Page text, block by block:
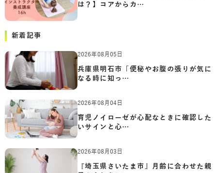
は？】コアからカ…
新着記事
2026年08月05日
兵庫県明石市「便秘やお腹の張りが気に
なる時に知っ…
2026年08月04日
育児ノイローゼが心配なときに確認した
いサインと心…
2026年08月03日
『埼玉県さいたま市』月齢に合わせた親